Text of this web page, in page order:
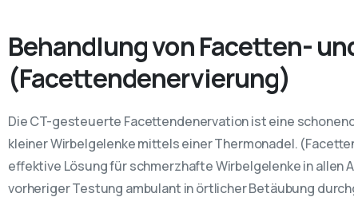
Behandlung von Facetten-
(Facettendenervierung)
Die CT-gesteuerte Facettendenervation ist eine
kleiner Wirbelgelenke mittels einer Thermonadel.
effektive Lösung für schmerzhafte Wirbelgelenke in allen
vorheriger Testung ambulant in örtlicher Betäubung